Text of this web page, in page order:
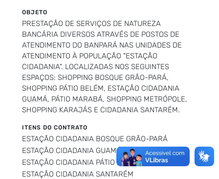
OBJETO
PRESTAÇÃO DE SERVIÇOS DE NATUREZA
BANCÁRIA DIVERSOS ATRAVÉS DE POSTOS DE
ATENDIMENTO DO BANPARÁ NAS UNIDADES DE
ATENDIMENTO À POPULAÇÃO "ESTAÇÃO
CIDADANIA". LOCALIZADAS NOS SEGUINTES
ESPAÇOS: SHOPPING BOSQUE GRÃO-PARÁ,
SHOPPING PÁTIO BELÉM, ESTAÇÃO CIDADANIA
GUAMÁ, PÁTIO MARABÁ, SHOPPING METRÓPOLE,
SHOPPING KARAJÁS E CIDADANIA SANTARÉM.
ITENS DO CONTRATO
ESTAÇÃO CIDADANIA BOSQUE GRÃO-PARÁ
ESTAÇÃO CIDADANIA GUAMÁ
ESTAÇÃO CIDADANIA PÁTIO MARABÁ
ESTAÇÃO CIDADANIA SANTARÉM